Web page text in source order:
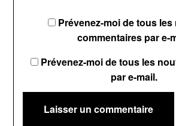
Prévenez-moi de tous
commentaires par e-
Prévenez-moi de tous les
par e-mail.